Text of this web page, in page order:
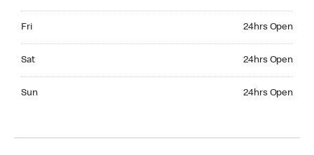
Fri 24hrs Open
Sat 24hrs Open
Sun 24hrs Open